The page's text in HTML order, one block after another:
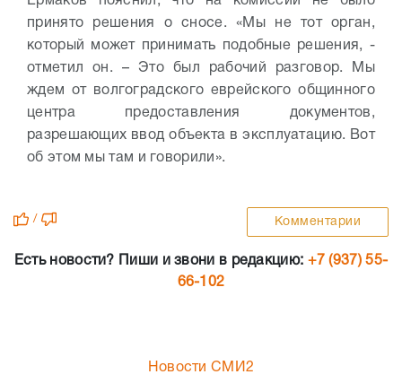
принято решения о сносе. «Мы не тот орган,
который может принимать подобные решения, -
отметил он. – Это был рабочий разговор. Мы
ждем от волгоградского еврейского общинного
центра предоставления документов,
разрешающих ввод объекта в эксплуатацию. Вот
об этом мы там и говорили».
/ Комментарии
Есть новости? Пиши и звони в редакцию: +7 (937) 55-
66-102
Новости СМИ2